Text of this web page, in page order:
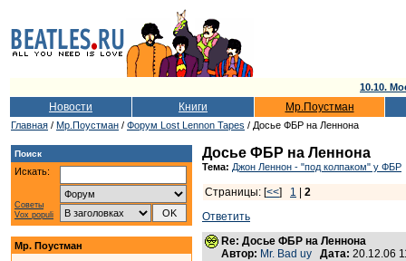
10.10.
Новости Книги Мр.Поустман
Главная / Мр.Поустман / Форум Lost Lennon Tapes / Досье ФБР на Леннона
Поиск
Искать:
Советы
Vox populi
Мр. Поустман
Досье ФБР на Леннона
Тема: Джон Леннон - "под колпаком" у ФБР
Страницы: [<<] 1
2
Ответить
Re: Досье ФБР на Леннона
Автор: Mr. Bad uy Дата: 20.12.06